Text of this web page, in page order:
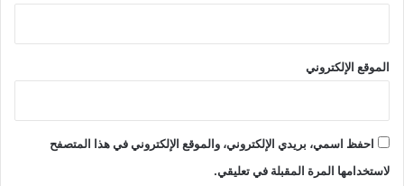
الموقع الإلكتروني
احفظ اسمي، بريدي الإلكتروني، والموقع الإلكتروني في هذا المتصفح
لاستخدامها المرة المقبلة في تعليقي.